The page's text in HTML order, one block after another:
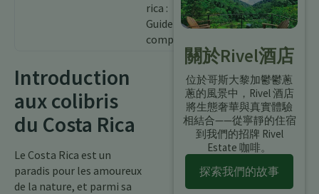
rica :
Guide
complet
Introduction
aux colibris
du Costa Rica
Le Costa Rica est un
paradis pour les amoureux
de la nature, et parmi sa
關於Rivel酒店
位於哥斯大黎加鬱鬱蔥
蔥的風景中，Rivel 酒店
將生態奢華與真實體驗
相結合——從寧靜的住宿
到我們的招牌 Rivel
Estate 咖啡。
探索我們的故事